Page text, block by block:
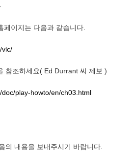
이지는 다음과 같습니다.
vlc/
참조하세요( Ed Durrant 씨 제보 )
play-howto/en/ch03.html
의 내용을 보내주시기 바랍니다.